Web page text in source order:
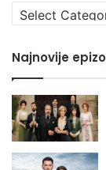
Izaberi
seriju
Najnovije